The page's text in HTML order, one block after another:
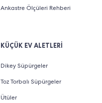
Ankastre Ölçüleri Rehberi
KÜÇÜK EV ALETLERİ
Dikey Süpürgeler
Toz Torbalı Süpürgeler
Ütüler